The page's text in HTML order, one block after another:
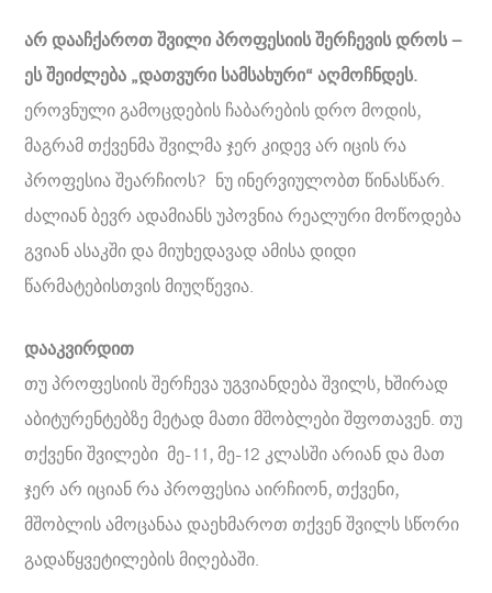
არ დააჩქაროთ შვილი პროფესიის შერჩევის დროს –
ეს შეიძლება „დათვური სამსახური“ აღმოჩნდეს.
ეროვნული გამოცდების ჩაბარების დრო მოდის,
მაგრამ თქვენმა შვილმა ჯერ კიდევ არ იცის რა
პროფესია შეარჩიოს? ნუ ინერვიულობთ წინასწარ.
ძალიან ბევრ ადამიანს უპოვნია რეალური მოწოდება
გვიან ასაკში და მიუხედავად ამისა დიდი
წარმატებისთვის მიუღწევია.
დააკვირდით
თუ პროფესიის შერჩევა უგვიანდება შვილს, ხშირად
აბიტურენტებზე მეტად მათი მშობლები შფოთავენ. თუ
თქვენი შვილები მე-11, მე-12 კლასში არიან და მათ
ჯერ არ იციან რა პროფესია აირჩიონ, თქვენი,
მშობლის ამოცანაა დაეხმაროთ თქვენ შვილს სწორი
გადაწყვეტილების მიღებაში.